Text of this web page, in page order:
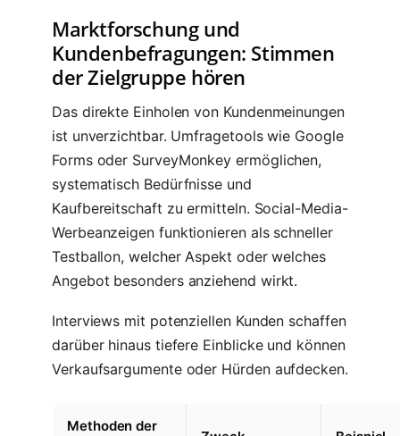
Marktforschung und
Kundenbefragungen: Stimmen
der Zielgruppe hören
Das direkte Einholen von Kundenmeinungen
ist unverzichtbar. Umfragetools wie Google
Forms oder SurveyMonkey ermöglichen,
systematisch Bedürfnisse und
Kaufbereitschaft zu ermitteln. Social-Media-
Werbeanzeigen funktionieren als schneller
Testballon, welcher Aspekt oder welches
Angebot besonders anziehend wirkt.
Interviews mit potenziellen Kunden schaffen
darüber hinaus tiefere Einblicke und können
Verkaufsargumente oder Hürden aufdecken.
Methoden der